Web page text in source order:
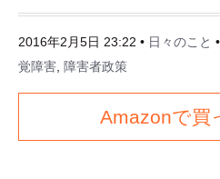
2016年2月5日 23:22 • 日々のこと •
覚障害, 障害者政策
Amazonで買